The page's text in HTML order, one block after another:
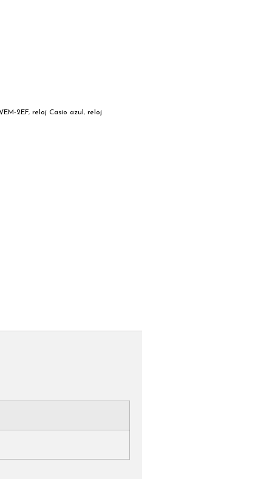
2EF, reloj Casio azul , reloj